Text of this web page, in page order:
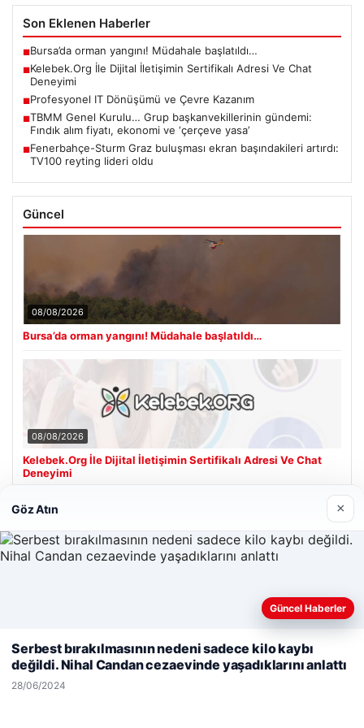
Son Eklenen Haberler
■Bursa’da orman yangını! Müdahale başlatıldı…
■Kelebek.Org İle Dijital İletişimin Sertifikalı Adresi Ve Chat
Deneyimi
■Profesyonel IT Dönüşümü ve Çevre Kazanım
■TBMM Genel Kurulu… Grup başkanvekillerinin gündemi:
Fındık alım fiyatı, ekonomi ve ‘çerçeve yasa’
■Fenerbahçe-Sturm Graz buluşması ekran başındakileri artırdı:
TV100 reyting lideri oldu
Güncel
08/08/2026
Bursa’da orman yangını! Müdahale başlatıldı…
08/08/2026
Kelebek.Org İle Dijital İletişimin Sertifikalı Adresi Ve Chat
Deneyimi
Son Eklenen Firmalar
Web sitemizi nasıl kullandığınızı daha iyi anlayabilmek,
kullanıyoruz.Çerez Politikamız
Reddet
Göz Atın ×
Güncel Haberler
Serbest bırakılmasının nedeni sadece kilo kaybı
değildi. Nihal Candan cezaevinde yaşadıklarını anlattı
28/06/2024